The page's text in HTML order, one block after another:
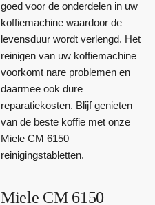
goed voor de onderdelen in uw
koffiemachine waardoor de
levensduur wordt verlengd. Het
reinigen van uw koffiemachine
voorkomt nare problemen en
daarmee ook dure
reparatiekosten. Blijf genieten
van de beste koffie met onze
Miele CM 6150
reinigingstabletten.
Miele CM 6150